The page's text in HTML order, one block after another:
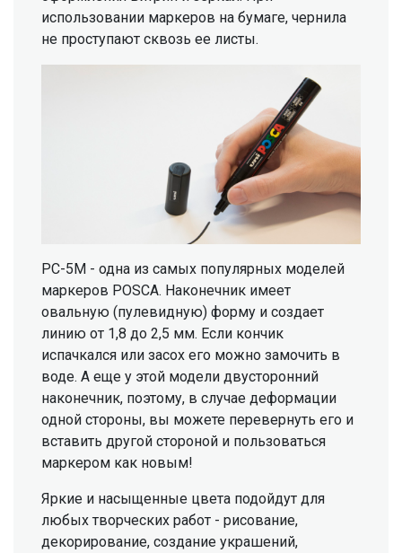
использовании маркеров на бумаге, чернила
не проступают сквозь ее листы.
PC-5M - одна из самых популярных моделей
маркеров POSCA. Наконечник имеет
овальную (пулевидную) форму и создает
линию от 1,8 до 2,5 мм. Если кончик
испачкался или засох его можно замочить в
воде. А еще у этой модели двусторонний
наконечник, поэтому, в случае деформации
одной стороны, вы можете перевернуть его и
вставить другой стороной и пользоваться
маркером как новым!
Яркие и насыщенные цвета подойдут для
любых творческих работ - рисование,
декорирование, создание украшений,